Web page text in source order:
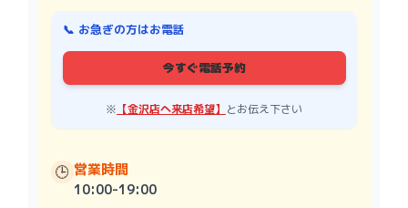
📞 お急ぎの方はお電話
今すぐ電話予約
※ 【金沢店へ来店希望】 とお伝え下さい
🕒 営業時間
10:00-19:00